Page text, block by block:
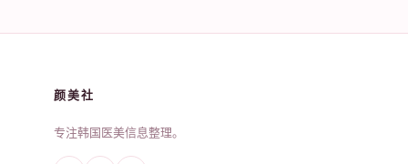
颜美社
专注韩国医美信息整理。